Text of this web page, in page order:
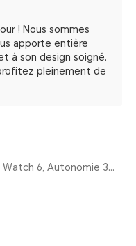
! Nous sommes
apporte entière
à son design soigné.
pleinement de
Par HONOR Watch 6, Autonomie 35 Jours – Twilight Brown (Bracelet cuir)